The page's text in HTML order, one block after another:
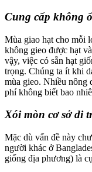
Cung cấp không
Mùa giao hạt cho mỗi
không gieo được hạt
vậy, việc có sẵn hạt
trọng. Chúng ta ít khi
mùa gieo. Nhiều nông
phí không biết bao
Xói mòn cơ sở di
Mặc dù vấn đề này
người khác ở
giống địa phương) là